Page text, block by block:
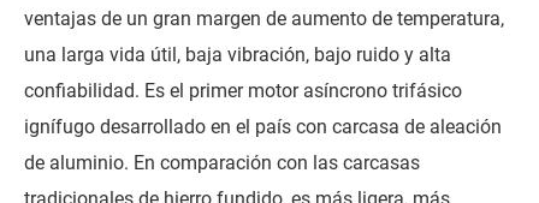
ventajas de un gran margen de aumento de temperatura,
una larga vida útil, baja vibración, bajo ruido y alta
confiabilidad. Es el primer motor asíncrono trifásico
ignífugo desarrollado en el país con carcasa de aleación
de aluminio. En comparación con las carcasas